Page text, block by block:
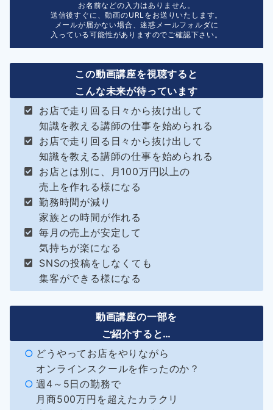
お名前などの入力はありません。
送信後すぐに、動画のURLをお送りいたします。
メールが届かない場合、迷惑メールフォルダに
入っている可能性がありますのでご確認下さい。
この動画講座を視聴すると
こんな未来が待っています
お店で走り回る日々から抜け出して
知識を教える講師の仕事を始められる
お店で走り回る日々から抜け出して
知識を教える講師の仕事を始められる
お店とは別に、月100万円以上の
売上を作れる様になる
勤務時間が減り
家族との時間が作れる
毎月の売上が安定して
気持ちが楽になる
SNSの投稿をしなくても
集客ができる様になる
動画講座の一部を
ご紹介すると…
どうやってお店をやりながら
オンラインスクールを作ったのか？
週4～5日の勤務で
月商500万円を超えたカラクリ